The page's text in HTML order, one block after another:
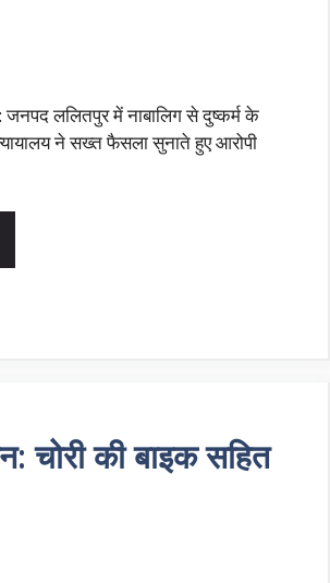
ललितपुर में नाबालिग से दुष्कर्म के
ने सख्त फैसला सुनाते हुए आरोपी
की बाइक सहित